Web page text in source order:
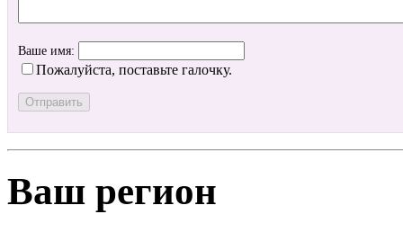
Ваше имя:
Пожалуйста, поставьте галочку.
Ваш регион